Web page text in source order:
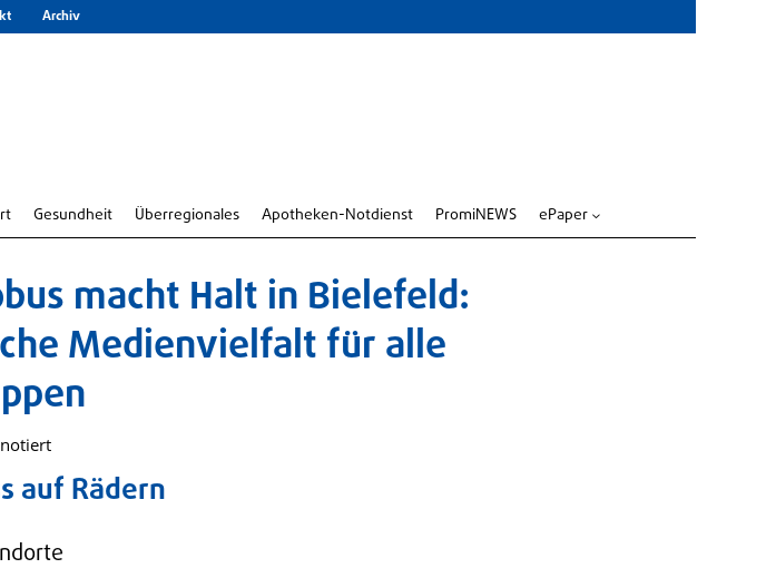
Archiv
Gesundheit Überregionales Apotheken-Notdienst PromiNEWS ePaper 3
macht Halt in Bielefeld:
Medienvielfalt für alle
auf Rädern